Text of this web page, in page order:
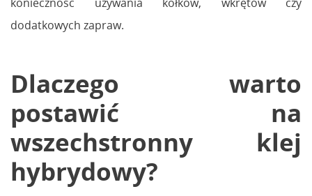
dodatkowych zapraw.
Dlaczego warto
postawić na
wszechstronny klej
hybrydowy?